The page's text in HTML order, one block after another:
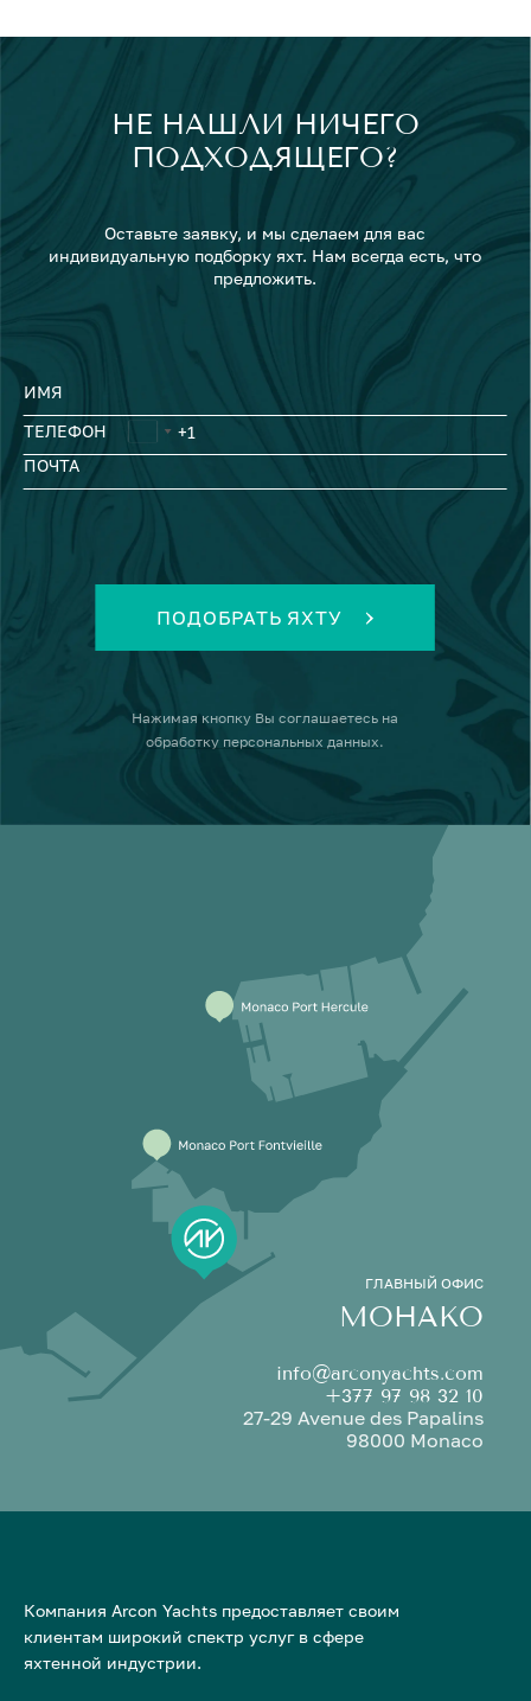
НЕ НАШЛИ НИЧЕГО
ПОДХОДЯЩЕГО?
Оставьте заявку, и мы сделаем для вас
индивидуальную подборку яхт. Нам всегда есть, что
предложить.
ИМЯ
ТЕЛЕФОН
ПОЧТА
ПОДОБРАТЬ ЯХТУ
Нажимая кнопку Вы соглашаетесь на
обработку персональных данных.
ГЛАВНЫЙ ОФИС
МОНАКО
info@arconyachts.com
+377 97 98 32 10
27-29 Avenue des Papalins
98000 Monaco
Компания Arcon Yachts предоставляет своим
клиентам широкий спектр услуг в сфере
яхтенной индустрии.